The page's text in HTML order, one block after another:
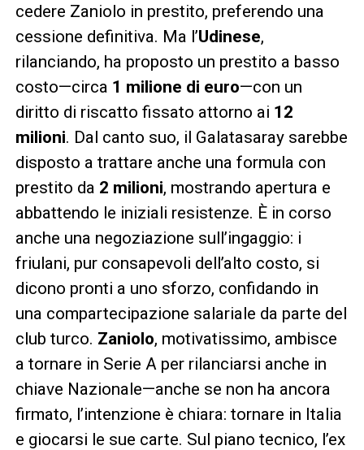
cedere Zaniolo in prestito, preferendo una
cessione definitiva. Ma l’Udinese,
rilanciando, ha proposto un prestito a basso
costo—circa 1 milione di euro—con un
diritto di riscatto fissato attorno ai 12
milioni. Dal canto suo, il Galatasaray sarebbe
disposto a trattare anche una formula con
prestito da 2 milioni, mostrando apertura e
abbattendo le iniziali resistenze. È in corso
anche una negoziazione sull’ingaggio: i
friulani, pur consapevoli dell’alto costo, si
dicono pronti a uno sforzo, confidando in
una compartecipazione salariale da parte del
club turco. Zaniolo, motivatissimo, ambisce
a tornare in Serie A per rilanciarsi anche in
chiave Nazionale—anche se non ha ancora
firmato, l’intenzione è chiara: tornare in Italia
e giocarsi le sue carte. Sul piano tecnico, l’ex